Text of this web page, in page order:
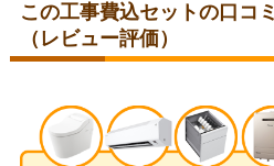
埼玉県比企郡
コロナ ルームエアコン RC-
V2826R-W
この工事費込セットの口コミ
（レビュー評価）